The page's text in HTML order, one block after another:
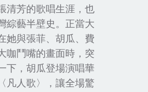
清芳的歌唱生涯，也
綜藝半壁史。正當大
她與張菲、胡瓜、費
咖鬥嘴的畫面時，突
下，胡瓜登場演唱華
凡人歌〉，讓全場驚